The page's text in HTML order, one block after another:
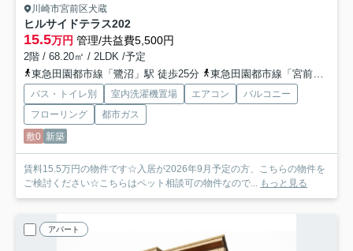
川崎市宮前区犬蔵
ヒルサイドテラス202
15.5万円 管理/共益費5,500円
2階 / 68.20㎡ / 2LDK /予定
東急田園都市線「鷺沼」駅 徒歩25分
東急田園都市線「宮前平」駅 徒歩25分
バス・トイレ別 室内洗濯機置場 エアコン
バルコニー
フローリング
都市ガス
敷0 新築
賃料15.5万円の物件です☆入居が2026年9月予定の方、こちらの物件を
ご検討ください☆こちらはペット相談可の物件なので... もっと見る
アパート